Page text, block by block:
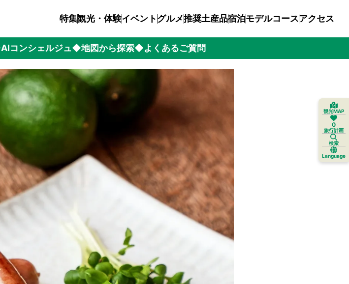
特集観光・体験イベントグルメ推奨土産品宿泊モデルコースアクセス
コンシェルジュ◆地図から探索◆よくあるご質問
観光MAP
0
旅行計画
検索
Language